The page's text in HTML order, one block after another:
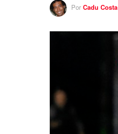
Por Cadu Costa